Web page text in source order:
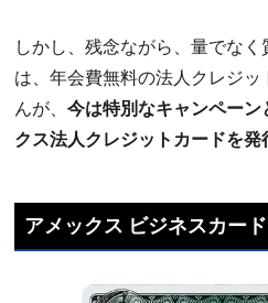
しかし、残念ながら、量でな
は、年会費無料の法人クレジ
んが、今は特別なキャンペー
クス法人クレジットカードを発
アメックス ビジネスカード